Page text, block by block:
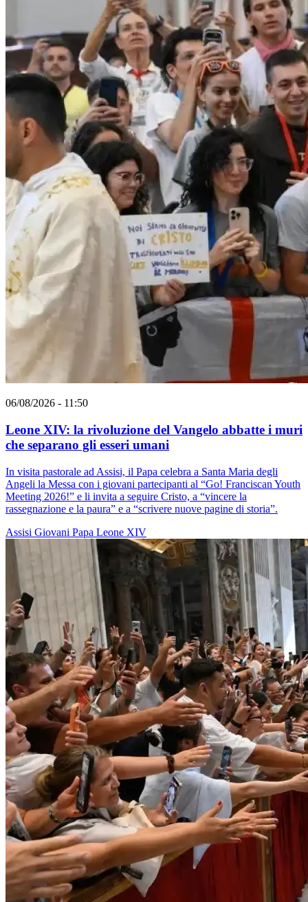
06/08/2026 - 11:50
Leone XIV: la rivoluzione del Vangelo abbatte i muri
che separano gli esseri umani
In visita pastorale ad Assisi, il Papa celebra a Santa Maria degli
Angeli la Messa con i giovani partecipanti al “Go! Franciscan Youth
Meeting 2026!” e li invita a seguire Cristo, a “vincere la
rassegnazione e la paura” e a “scrivere nuove pagine di storia”.
Assisi Giovani Papa Leone XIV